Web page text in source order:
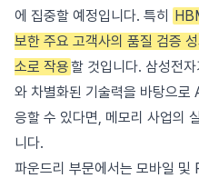
에 집중할 예정입니다. 특히
보한 주요 고객사의 품질 검증
소로 작용할 것입니다. 삼성전
와 차별화된 기술력을 바탕으로
응할 수 있다면, 메모리 사업의
니다.
파운드리 부문에서는 모바일 및